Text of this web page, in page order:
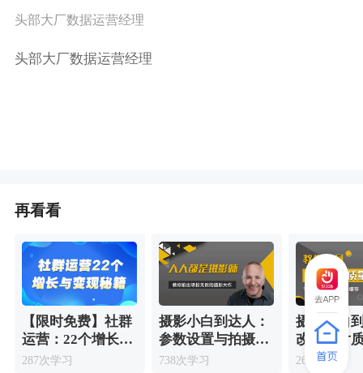
头部大厂数据运营经理
头部大厂数据运营经理
再看看
【限时免费】社群
运营：22个增长与
变现秘籍
287次学习
摄影小白到达人：
参数设置与拍摄技
巧
738次学习
摄影小白
改善照片
262次学习